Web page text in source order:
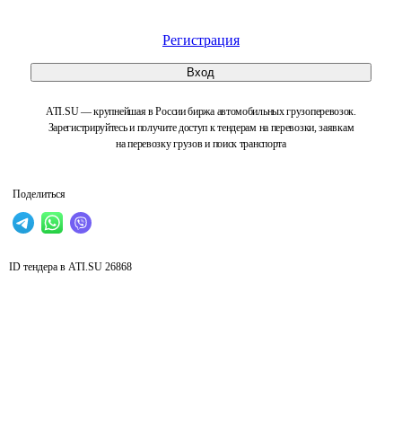
Регистрация
Вход
ATI.SU — крупнейшая в России биржа автомобильных грузоперевозок.
Зарегистрируйтесь и получите доступ к тендерам на перевозки, заявкам
на перевозку грузов и поиск транспорта
Поделиться
ID тендера в ATI.SU 26868